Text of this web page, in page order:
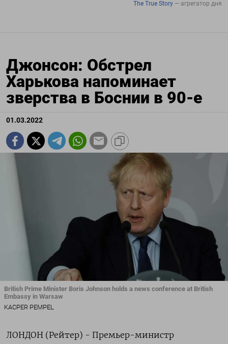
Джонсон: Обстрел
Харькова напоминает
зверства в Боснии в 90-е
01.03.2022
British Prime Minister Boris Johnson holds a news conference at British
Embassy in Warsaw
KACPER PEMPEL
ЛОНДОН (Рейтер) - Премьер-министр